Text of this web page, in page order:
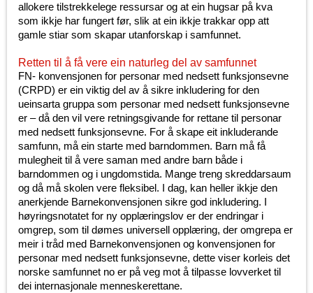
allokere tilstrekkelege ressursar og at ein hugsar på kva
som ikkje har fungert før, slik at ein ikkje trakkar opp att
gamle stiar som skapar utanforskap i samfunnet.
Retten til å få vere ein naturleg del av samfunnet
FN- konvensjonen for personar med nedsett funksjonsevne
(CRPD) er ein viktig del av å sikre inkludering for den
ueinsarta gruppa som personar med nedsett funksjonsevne
er – då den vil vere retningsgivande for rettane til personar
med nedsett funksjonsevne. For å skape eit inkluderande
samfunn, må ein starte med barndommen. Barn må få
mulegheit til å vere saman med andre barn både i
barndommen og i ungdomstida. Mange treng skreddarsaum
og då må skolen vere fleksibel. I dag, kan heller ikkje den
anerkjende Barnekonvensjonen sikre god inkludering. I
høyringsnotatet for ny opplæringslov er der endringar i
omgrep, som til dømes universell opplæring, der omgrepa er
meir i tråd med Barnekonvensjonen og konvensjonen for
personar med nedsett funksjonsevne, dette viser korleis det
norske samfunnet no er på veg mot å tilpasse lovverket til
dei internasjonale menneskerettane.